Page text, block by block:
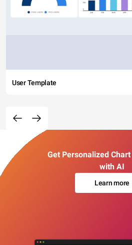
User Template
Get Personalized
with AI
Learn more